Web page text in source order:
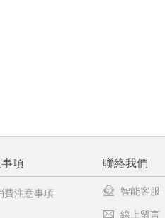
細節或訂購流程指引，請瀏覽
項
費注意事項
聯絡我們
智能客服
線上留言